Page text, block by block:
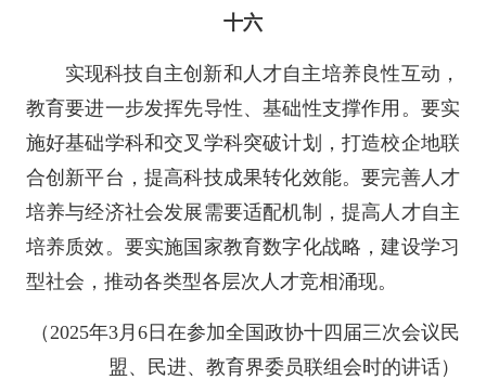
十六
实现科技自主创新和人才自主培养良性互动，
教育要进一步发挥先导性、基础性支撑作用。要实
施好基础学科和交叉学科突破计划，打造校企地联
合创新平台，提高科技成果转化效能。要完善人才
培养与经济社会发展需要适配机制，提高人才自主
培养质效。要实施国家教育数字化战略，建设学习
型社会，推动各类型各层次人才竞相涌现。
（2025年3月6日在参加全国政协十四届三次会议民
盟、民进、教育界委员联组会时的讲话）